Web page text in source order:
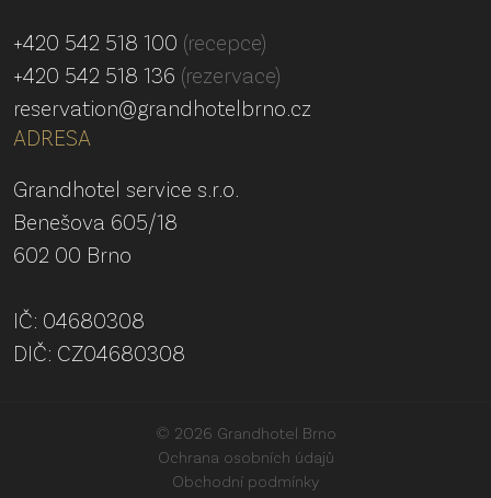
ADRESA
Grandhotel service s.r.o.
Benešova 605/18
602 00 Brno
IČ: 04680308
DIČ: CZ04680308
+420 542 518 100 (recepce)
+420 542 518 136 (rezervace)
reservation@grandhotelbrno.cz
© 2026 Grandhotel Brno
Ochrana osobních údajů
Obchodní podmínky